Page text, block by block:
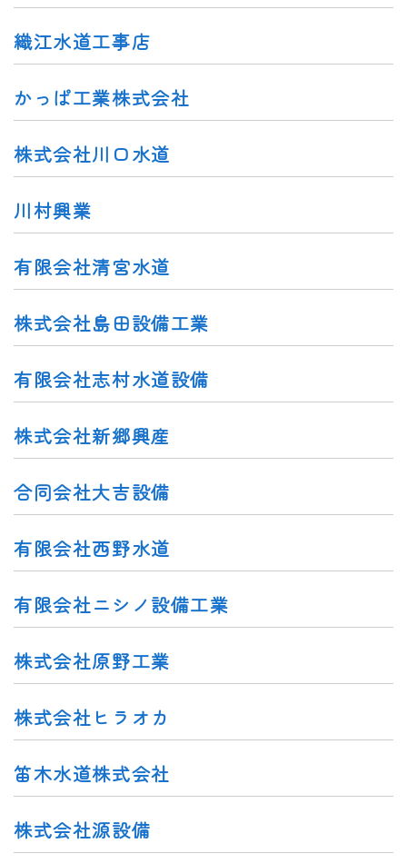
織江水道工事店
かっぱ工業株式会社
株式会社川口水道
川村興業
有限会社清宮水道
株式会社島田設備工業
有限会社志村水道設備
株式会社新郷興産
合同会社大吉設備
有限会社西野水道
有限会社ニシノ設備工業
株式会社原野工業
株式会社ヒラオカ
笛木水道株式会社
株式会社源設備